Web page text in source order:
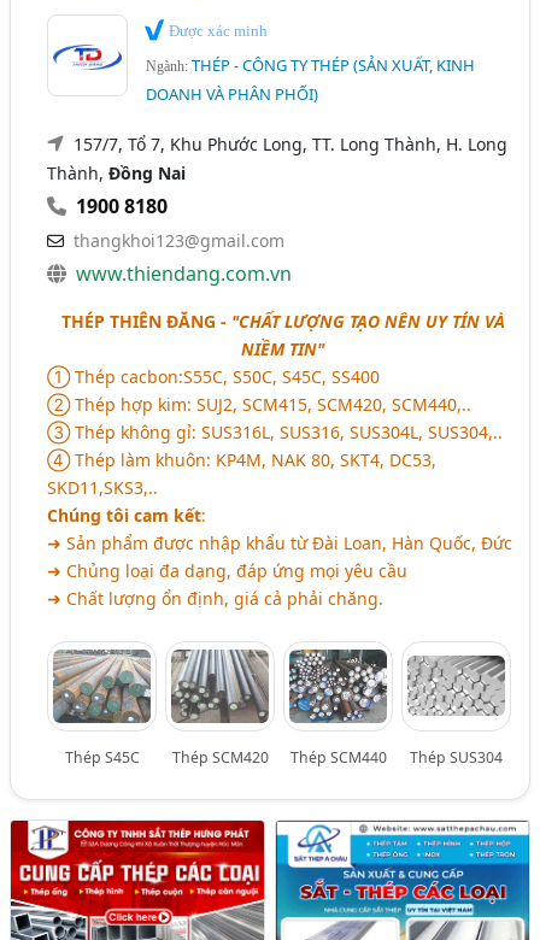
Được xác minh
Ngành:THÉP - CÔNG TY THÉP (SẢN XUẤT, KINH
DOANH VÀ PHÂN PHỐI)
157/7, Tổ 7, Khu Phước Long, TT. Long Thành, H. Long
Thành,Đồng Nai
1900 8180
thangkhoi123@gmail.com
www.thiendang.com.vn
THÉP THIÊN ĐĂNG - "CHẤT LƯỢNG TẠO NÊN UY TÍN VÀ
NIỀM TIN"
➀ Thép cacbon:S55C, S50C, S45C, SS400
➁ Thép hợp kim: SUJ2, SCM415, SCM420, SCM440,..
➂ Thép không gỉ: SUS316L, SUS316, SUS304L, SUS304,..
➃ Thép làm khuôn: KP4M, NAK 80, SKT4, DC53,
SKD11,SKS3,..
Chúng tôi cam kết:
➜ Sản phẩm được nhập khẩu từ Đài Loan, Hàn Quốc, Đức
➜ Chủng loại đa dạng, đáp ứng mọi yêu cầu
➜ Chất lượng ổn định, giá cả phải chăng.
Thép S45C Thép SCM420 Thép SCM440 Thép SUS304